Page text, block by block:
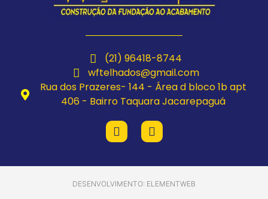
(21) 96418-8744
wftelhados@gmail.com
Rua dos Prazeres- 144 - Área d bloco 1b apt
406 - Bairro Taquara Jacarepaguá
DESENVOLVIMENTO: ELEMENTWEB